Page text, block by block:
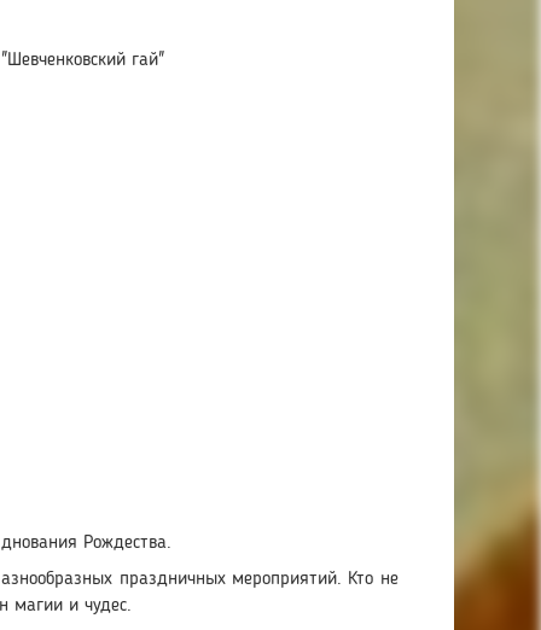
гай"
Рождества.
праздничных мероприятий. Кто не
магии и чудес.